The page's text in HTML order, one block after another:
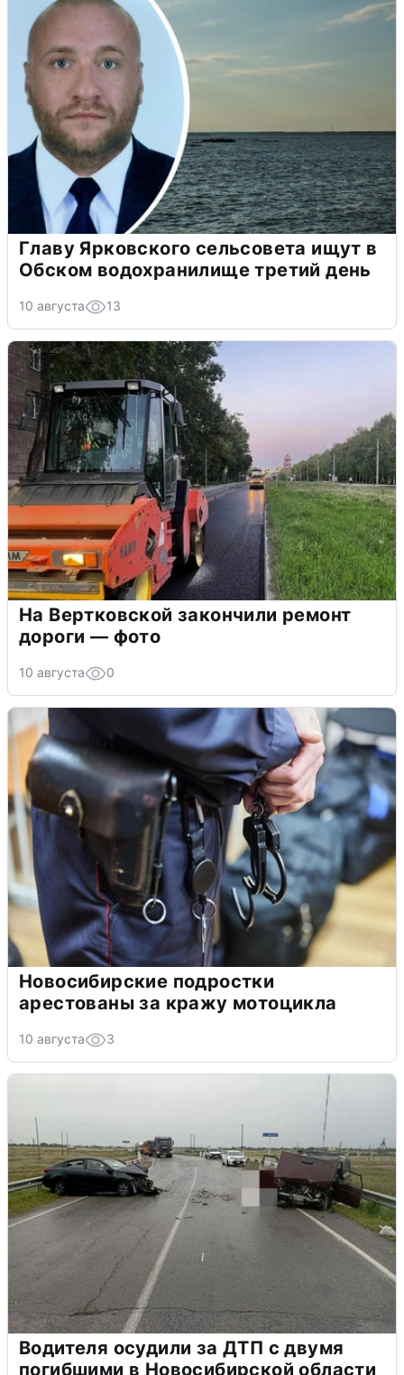
Главу Ярковского сельсовета ищут в
Обском водохранилище третий день
10 августа 13
На Вертковской закончили ремонт
дороги — фото
10 августа 0
Новосибирские подростки
арестованы за кражу мотоцикла
10 августа 3
Водителя осудили за ДТП с двумя
погибшими в Новосибирской области